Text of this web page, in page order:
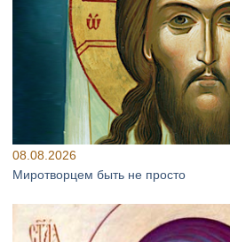
08.08.2026
Миротворцем быть не просто